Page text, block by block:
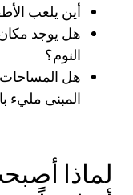
أين يلعب
هل يوجد
النوم؟
هل المساحات
المبنى مليء
لماذا